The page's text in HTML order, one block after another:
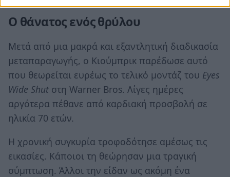
Ο θάνατος ενός θρύλου
Μετά από μια μακρά και εξαντλητική διαδικασία
μεταπαραγωγής, ο Κιούμπρικ παρέδωσε αυτό
που θεωρείται ευρέως το τελικό μοντάζ του Eyes
Wide Shut στη Warner Bros. Λίγες ημέρες
αργότερα πέθανε από καρδιακή προσβολή σε
ηλικία 70 ετών.
Η χρονική συγκυρία τροφοδότησε αμέσως τις
εικασίες. Κάποιοι τη θεώρησαν μια τραγική
σύμπτωση. Άλλοι την είδαν ως ακόμη ένα